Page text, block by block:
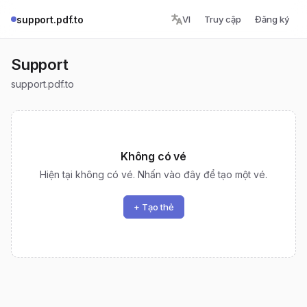
support.pdf.to VI Truy cập Đăng ký
Support
support.pdf.to
Không có vé
Hiện tại không có vé. Nhấn vào đây để tạo một vé.
+ Tạo thẻ